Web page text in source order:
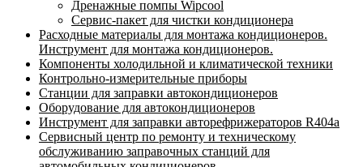
Дренажные помпы Wipcool
Сервис-пакет для чистки кондиционера
Расходные материалы для монтажа кондиционеров.
Инструмент для монтажа кондиционеров.
Компоненты холодильной и климатической техники
Контрольно-измерительные приборы
Станции для заправки автокондиционеров
Оборудование для автокондиционеров
Инструмент для заправки авторефрижераторов R404a
Сервисный центр по ремонту и техническому
обслуживанию заправочных станций для